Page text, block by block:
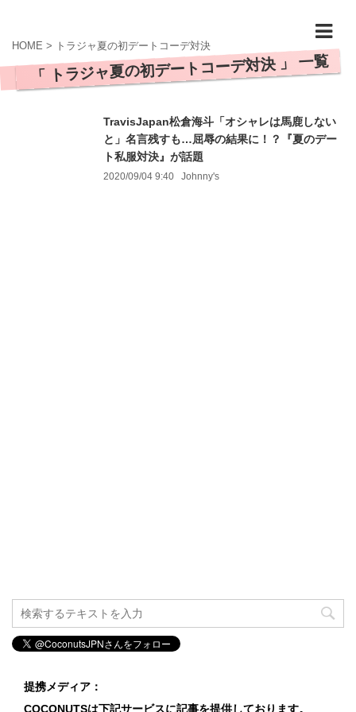
HOME > トラジャ夏の初デートコーデ対決
「 トラジャ夏の初デートコーデ対決 」 一覧
TravisJapan松倉海斗「オシャレは馬鹿しない
と」名言残すも…屈辱の結果に！？『夏のデー
ト私服対決』が話題
2020/09/04 9:40 Johnny's
提携メディア：
COCONUTSは下記サービスに記事を提供しております。